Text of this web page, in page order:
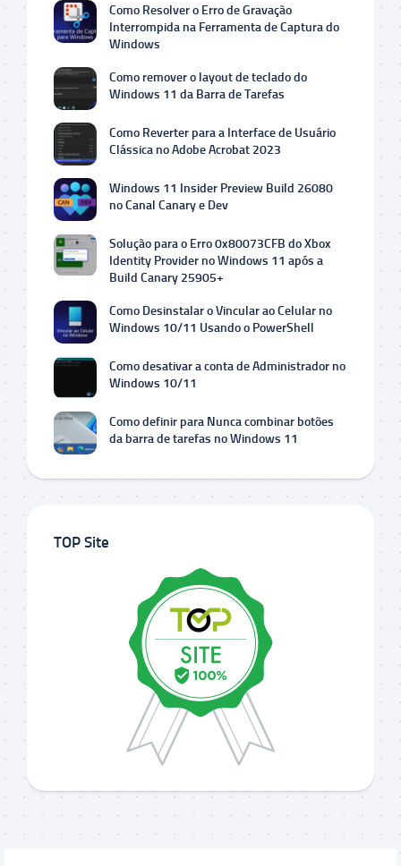
Como Resolver o Erro de Gravação
Interrompida na Ferramenta de Captura do
Windows
Como remover o layout de teclado do
Windows 11 da Barra de Tarefas
Como Reverter para a Interface de Usuário
Clássica no Adobe Acrobat 2023
Windows 11 Insider Preview Build 26080
no Canal Canary e Dev
Solução para o Erro 0x80073CFB do Xbox
Identity Provider no Windows 11 após a
Build Canary 25905+
Como Desinstalar o Vincular ao Celular no
Windows 10/11 Usando o PowerShell
Como desativar a conta de Administrador no
Windows 10/11
Como definir para Nunca combinar botões
da barra de tarefas no Windows 11
TOP Site